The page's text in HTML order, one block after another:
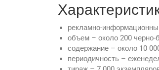
рекламно-
объем – около 200
содержание – около 10
периодичность –